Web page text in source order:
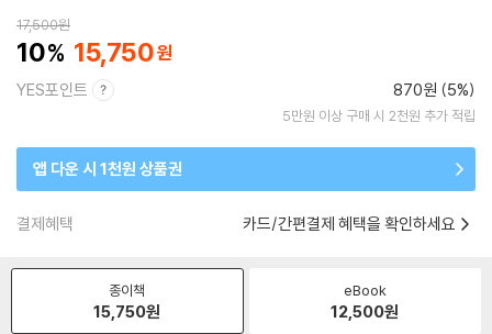
17,500원
10 15,750
YES포인트 870원 (5%)
5만원 이상 구매 시 2천원 추가 적립
앱 다운 시 1천원 상품권
결제혜택 카드/간편결제 혜택을 확인하세요
종이책
15,750원
eBook
12,500원